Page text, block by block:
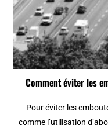
Comment éviter les
Pour éviter les
comme l’utilisation